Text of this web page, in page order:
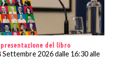
del libro
Settembre 2026 dalle 16:30 alle